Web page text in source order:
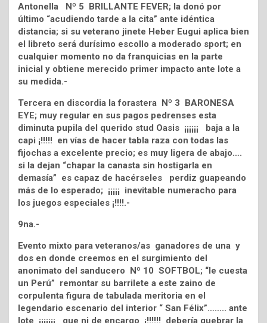
Antonella Nº 5 BRILLANTE FEVER; la donó por
último “acudiendo tarde a la cita” ante idéntica
distancia; si su veterano jinete Heber Eugui aplica bien
el libreto será durísimo escollo a moderado sport; en
cualquier momento no da franquicias en la parte
inicial y obtiene merecido primer impacto ante lote a
su medida.-
Tercera en discordia la forastera Nº 3 BARONESA
EYE; muy regular en sus pagos pedrenses esta
diminuta pupila del querido stud Oasis ¡¡¡¡¡¡ baja a la
capi ¡!!!!! en vías de hacer tabla raza con todas las
fijochas a excelente precio; es muy ligera de abajo….
si la dejan “chapar la canasta sin hostigarla en
demasía” es capaz de hacérseles perdiz guapeando
más de lo esperado; ¡¡¡¡¡ inevitable numeracho para
los juegos especiales ¡!!!!.-
9na.-
Evento mixto para veteranos/as ganadores de una y
dos en donde creemos en el surgimiento del
anonimato del sanducero Nº 10 SOFTBOL; “le cuesta
un Perú” remontar su barrilete a este zaino de
corpulenta figura de tabulada meritoria en el
legendario escenario del interior “ San Félix”…….. ante
lote ¡¡¡¡¡¡¡ que ni de encargo ¡!!!!!! debería quebrar la